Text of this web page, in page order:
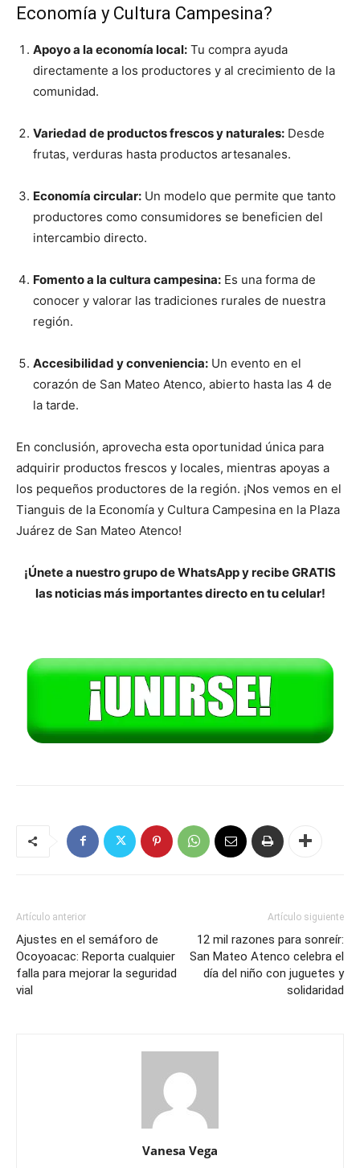
Economía y Cultura Campesina?
Apoyo a la economía local: Tu compra ayuda
directamente a los productores y al crecimiento de la
comunidad.
Variedad de productos frescos y naturales: Desde
frutas, verduras hasta productos artesanales.
Economía circular: Un modelo que permite que tanto
productores como consumidores se beneficien del
intercambio directo.
Fomento a la cultura campesina: Es una forma de
conocer y valorar las tradiciones rurales de nuestra
región.
Accesibilidad y conveniencia: Un evento en el
corazón de San Mateo Atenco, abierto hasta las 4 de
la tarde.
En conclusión, aprovecha esta oportunidad única para
adquirir productos frescos y locales, mientras apoyas a
los pequeños productores de la región. ¡Nos vemos en el
Tianguis de la Economía y Cultura Campesina en la Plaza
Juárez de San Mateo Atenco!
¡Únete a nuestro grupo de WhatsApp y recibe GRATIS
las noticias más importantes directo en tu celular!
Artículo anterior
Ajustes en el semáforo de
Ocoyoacac: Reporta cualquier
falla para mejorar la seguridad
vial
Artículo siguiente
12 mil razones para sonreír:
San Mateo Atenco celebra el
día del niño con juguetes y
solidaridad
Vanesa Vega